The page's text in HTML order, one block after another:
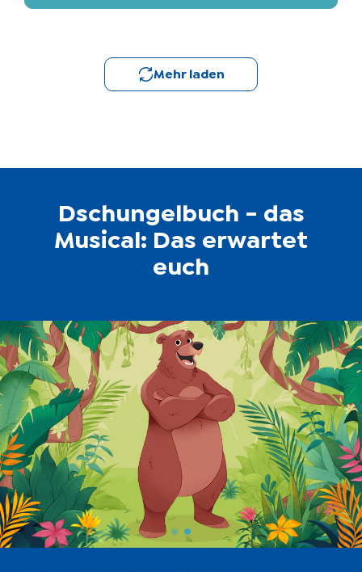
Mehr laden
Dschungelbuch - das
Musical: Das erwartet
euch